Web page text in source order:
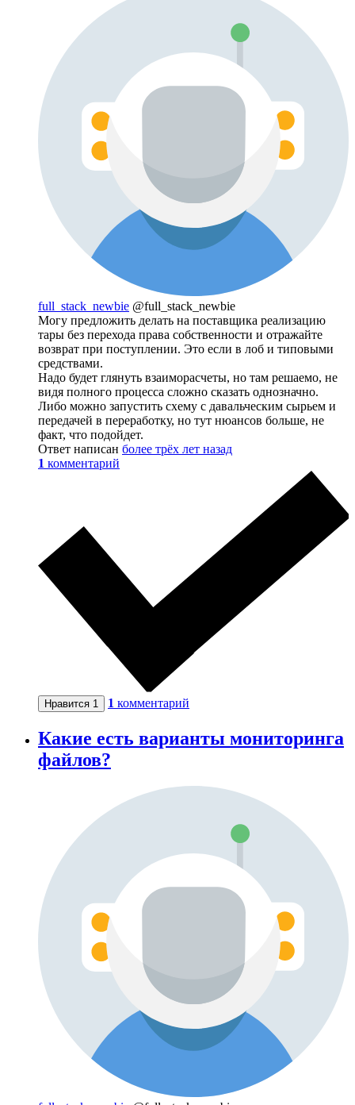
full_stack_newbie @full_stack_newbie
Могу предложить делать на поставщика реализацию
тары без перехода права собственности и отражайте
возврат при поступлении. Это если в лоб и типовыми
средствами.
Надо будет глянуть взаиморасчеты, но там решаемо, не
видя полного процесса сложно сказать однозначно.
Либо можно запустить схему с давальческим сырьем и
передачей в переработку, но тут нюансов больше, не
факт, что подойдет.
Ответ написан более трёх лет назад
1 комментарий
Нравится 1 1 комментарий
Какие есть варианты мониторинга
файлов?